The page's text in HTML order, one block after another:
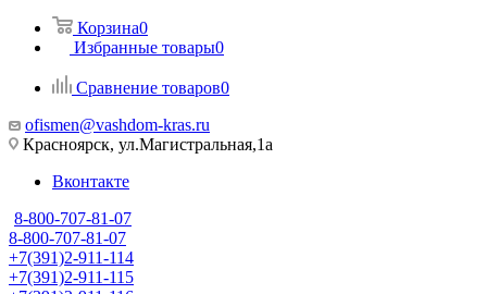
Корзина0
Избранные товары0
Сравнение товаров0
ofismen@vashdom-kras.ru
Красноярск, ул.Магистральная,1а
Вконтакте
8-800-707-81-07
8-800-707-81-07
+7(391)2-911-114
+7(391)2-911-115